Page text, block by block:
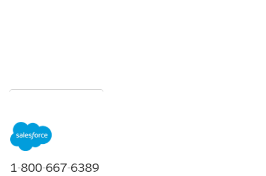
파이프라인 검사를 지원하는
Edition
파이프라인 검사를 지원하는 Edition 및 사용자 인터페이스에 대해
1-800-667-6389